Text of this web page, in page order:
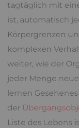
tagtäglich mit
ist, automatisch
Körpergrenzen
komplexen
weiter, wie der
jeder Menge
lernen
der
Liste des Lebens